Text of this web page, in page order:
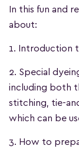
In this fun and
about:
1. Introduction
2. Special
including both
stitching, tie-
which can be
3. How to